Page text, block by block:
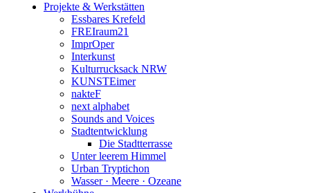
Projekte & Werkstätten
Essbares Krefeld
FREIraum21
ImprOper
Interkunst
Kulturrucksack NRW
KUNSTEimer
nakteF
next alphabet
Sounds and Voices
Stadtentwicklung
Die Stadtterrasse
Unter leerem Himmel
Urban Tryptichon
Wasser · Meere · Ozeane